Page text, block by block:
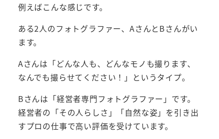
例えばこんな感じです。
ある2人のフォトグラファー、AさんとBさんがい
ます。
Aさんは「どんな人も、どんなモノも撮ります、
なんでも撮らせてください！」というタイプ。
Bさんは「経営者専門フォトグラファー」です。
経営者の「その人らしさ」「自然な姿」を引き出
すプロの仕事で高い評価を受けています。